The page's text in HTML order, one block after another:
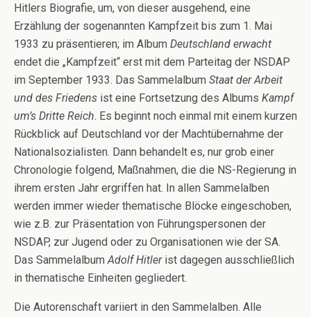
Hitlers Biografie, um, von dieser ausgehend, eine
Erzählung der sogenannten Kampfzeit bis zum 1. Mai
1933 zu präsentieren; im Album Deutschland erwacht
endet die „Kampfzeit“ erst mit dem Parteitag der NSDAP
im September 1933. Das Sammelalbum Staat der Arbeit
und des Friedens ist eine Fortsetzung des Albums Kampf
um’s Dritte Reich. Es beginnt noch einmal mit einem kurzen
Rückblick auf Deutschland vor der Machtübernahme der
Nationalsozialisten. Dann behandelt es, nur grob einer
Chronologie folgend, Maßnahmen, die die NS-Regierung in
ihrem ersten Jahr ergriffen hat. In allen Sammelalben
werden immer wieder thematische Blöcke eingeschoben,
wie z.B. zur Präsentation von Führungspersonen der
NSDAP, zur Jugend oder zu Organisationen wie der SA.
Das Sammelalbum Adolf Hitlerist dagegen ausschließlich
in thematische Einheiten gegliedert.
Die Autorenschaft variiert in den Sammelalben. Alle